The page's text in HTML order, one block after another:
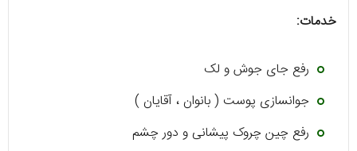
خدمات:
رفع جای جوش و لک
جوانسازی پوست ( بانوان ، آقایان )
رفع چین چروک پیشانی و دور چشم